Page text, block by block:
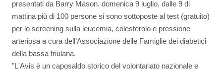
presentati da Barry Mason. domenica 9 luglio, dalle 9 di
mattina più di 100 persone si sono sottoposte al test (gratuito)
per lo screening sulla leucemia, colesterolo e pressione
arteriosa a cura dell’Associazione delle Famiglie dei diabetici
della bassa friulana.
"L'Avis è un caposaldo storico del volontariato nazionale e